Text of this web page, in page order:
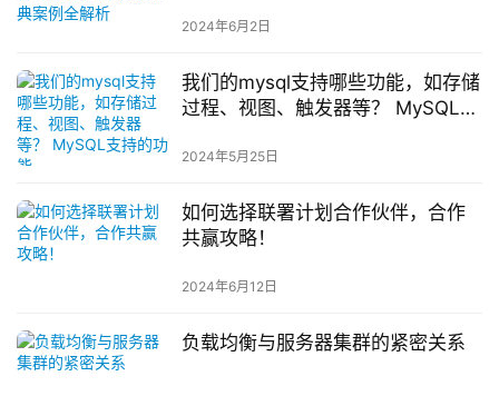
2024年6月2日
我们的mysql支持哪些功能，如存储
过程、视图、触发器等？ MySQL支
2024年5月25日
如何选择联署计划合作伙伴，合作
共赢攻略！
2024年6月12日
负载均衡与服务器集群的紧密关系